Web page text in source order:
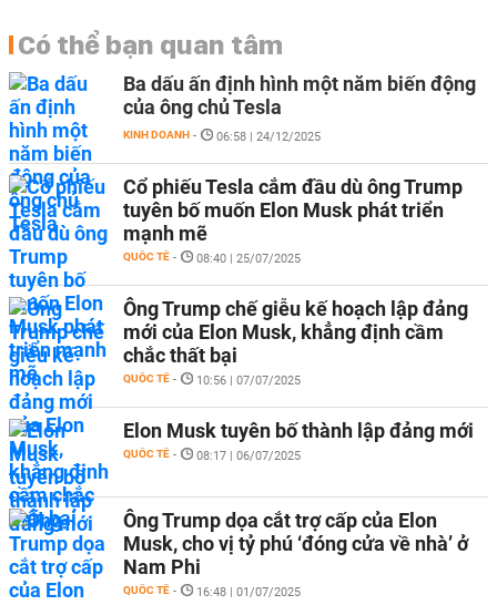
Có thể bạn quan tâm
Ba dấu ấn định hình một năm biến động
của ông chủ Tesla
KINH DOANH - 06:58 | 24/12/2025
Cổ phiếu Tesla cắm đầu dù ông Trump
tuyên bố muốn Elon Musk phát triển
mạnh mẽ
QUỐC TẾ - 08:40 | 25/07/2025
Ông Trump chế giễu kế hoạch lập đảng
mới của Elon Musk, khẳng định cầm
chắc thất bại
QUỐC TẾ - 10:56 | 07/07/2025
Elon Musk tuyên bố thành lập đảng mới
QUỐC TẾ - 08:17 | 06/07/2025
Ông Trump dọa cắt trợ cấp của Elon
Musk, cho vị tỷ phú ‘đóng cửa về nhà’ ở
Nam Phi
QUỐC TẾ - 16:48 | 01/07/2025